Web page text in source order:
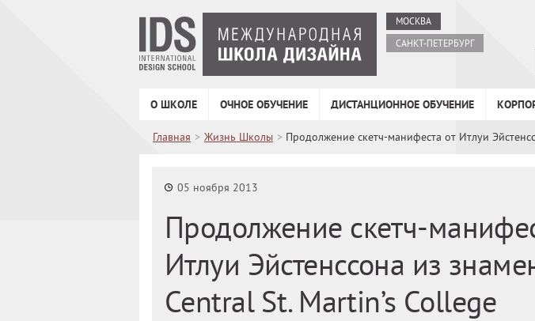
МОСКВА
САНКТ-ПЕТЕРБУРГ
О ШКОЛЕ ОЧНОЕ ОБУЧЕНИЕ ДИСТАНЦИОННОЕ ОБУЧЕНИЕ
Главная > Жизнь Школы > Продолжение скетч-манифеста от Итлуи
05 ноября 2013
Продолжение скетч-
Итлуи Эйстенссона из
Central St. Martin’s College